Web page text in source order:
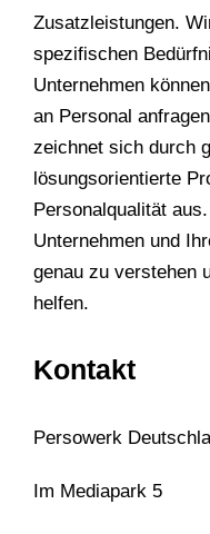
Zusatzleistungen.
spezifischen
Unternehmen
an Personal
zeichnet sich durch
lösungsorientierte
Personalqualität
Unternehmen und
genau zu verstehen
helfen.
Kontakt
Persowerk
Im Mediapark 5